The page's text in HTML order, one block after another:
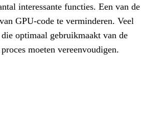
interessante functies. Een van de
GPU-code te verminderen. Veel
optimaal gebruikmaakt van de
moeten vereenvoudigen.